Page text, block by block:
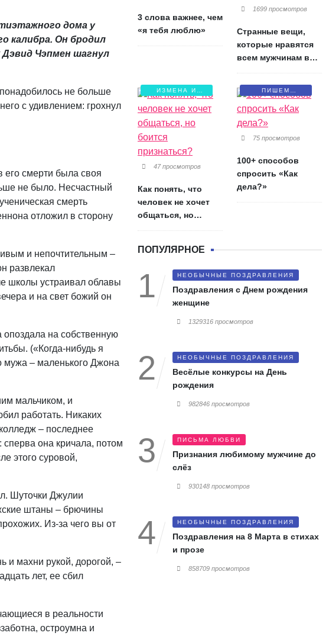
дома у
калибра. Он бродил
Дэвид Чэпмен шагнул
не больше
с удивлением: грохнул
смерти была своя
не было. Несчастный
смерть
отложил в сторону
и непочтительным –
развлекал
школы устраивал облавы
и на свет божий он
на собственную
(«Когда-нибудь я
мужа – маленького Джона
мальчиком, и
работать. Никаких
– последнее
она кричала, потом
этого суровой,
Шуточки Джулии
штаны – брючины
Из-за чего вы от
и махни рукой, дорогой, –
лет, ее сбил
в реальности
остроумна и
3 слова важнее, чем
«я тебя люблю»
1699 просмотров
Странные вещи,
которые нравятся
всем мужчинам в
ИЗМЕНА И
БОЛЬ
47 просмотров
Как понять, что
человек не хочет
общаться, но
ПИШЕМ
ПИСЬМА
75 просмотров
100+ способов
спросить «Как
дела?»
ПОПУЛЯРНОЕ
НЕОБЫЧНЫЕ ПОЗДРАВЛЕНИЯ
Поздравления с Днем рождения
женщине
1329316 просмотров
НЕОБЫЧНЫЕ ПОЗДРАВЛЕНИЯ
Весёлые конкурсы на День
рождения
982846 просмотров
ПИСЬМА ЛЮБВИ
Признания любимому мужчине до
слёз
930148 просмотров
НЕОБЫЧНЫЕ ПОЗДРАВЛЕНИЯ
Поздравления на 8 Марта в стихах
и прозе
858709 просмотров